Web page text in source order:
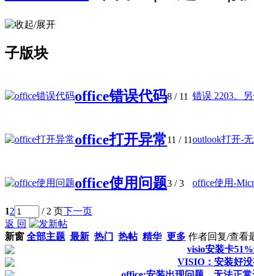
子版块
office错误代码8 / 11 错误 2203。
office打开异常11 / 11outlook打开-
office使用问题3 / 3 office使用-
12 / 2 页下一页
返 回
新窗 全部主题 最新 热门 热帖 精华 更多 作者回复/查看
visio安装卡
VISIO：安装好